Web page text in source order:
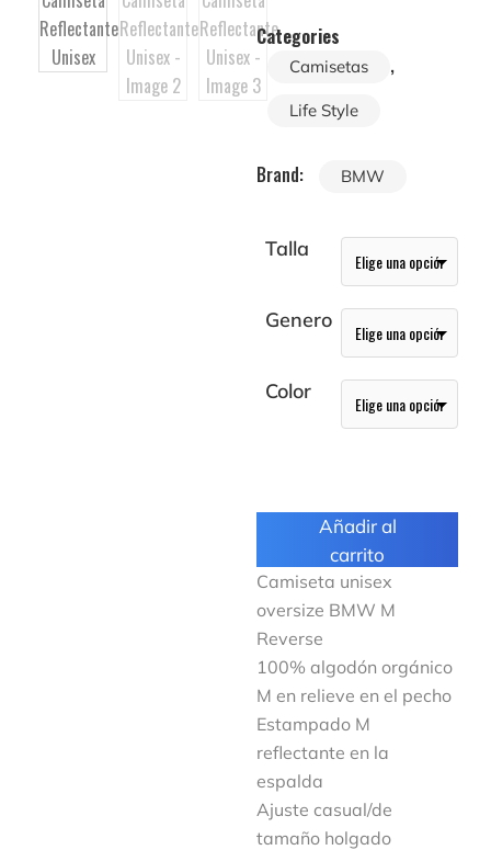
Categories
Camisetas ,
Life Style
Brand: BMW
Talla
Genero
Color
Añadir al
carrito
Camiseta unisex
oversize BMW M
Reverse
100% algodón orgánico
M en relieve en el pecho
Estampado M
reflectante en la
espalda
Ajuste casual/de
tamaño holgado